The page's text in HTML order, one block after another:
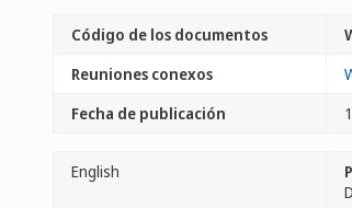
Código de los documentos
Reuniones conexos
Fecha de publicación
English